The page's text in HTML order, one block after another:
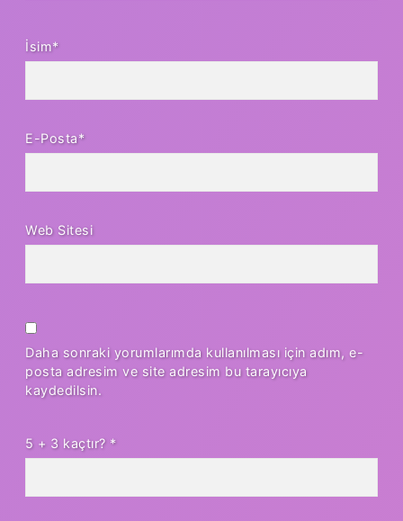
İsim*
E-Posta*
Web Sitesi
Daha sonraki yorumlarımda kullanılması için adım, e-
posta adresim ve site adresim bu tarayıcıya
kaydedilsin.
5 + 3 kaçtır? *